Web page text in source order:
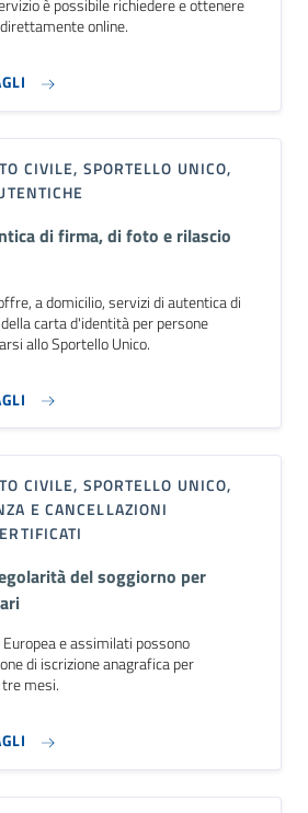
è possibile richiedere e ottenere
online.
CIVILE, SPORTELLO UNICO,
di firma, di foto e rilascio
a domicilio, servizi di autentica di
carta d'identità per persone
allo Sportello Unico.
CIVILE, SPORTELLO UNICO,
E CANCELLAZIONI
del soggiorno per
e assimilati possono
di iscrizione anagrafica per
mesi.